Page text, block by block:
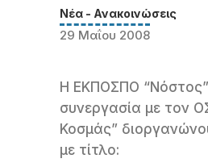
Νέα - Ανακοινώσεις
29 Μαΐου 2008
Η ΕΚΠΟΣΠΟ
συνεργασία με τον
Κοσμάς”
με τίτλο: